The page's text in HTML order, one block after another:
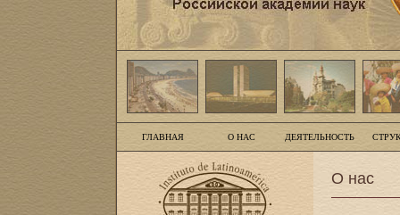
ГЛАВНАЯ О НАС ДЕЯТЕЛЬНОСТЬ
О нас